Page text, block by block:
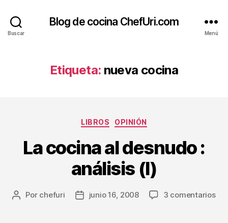
Buscar
Blog de cocina ChefUri.com
Menú
Etiqueta: nueva cocina
Categorías
LIBROS OPINIÓN
La cocina al desnudo :
análisis (I)
Autor
Por chefuri
Fechajunio 16, 2008 3 comentariosen